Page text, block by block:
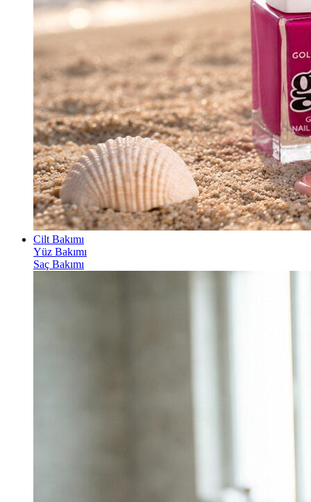
Cilt Bakımı
Yüz Bakımı
Saç Bakımı